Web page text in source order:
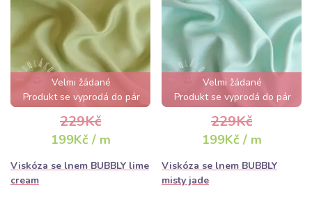
Velmi žádané
Produkt se vyprodá do pár
hodin
229Kč
199Kč / m
Viskóza se lnem BUBBLY lime
cream
Velmi žádané
Produkt se vyprodá do pár
hodin
229Kč
199Kč / m
Viskóza se lnem BUBBLY
misty jade